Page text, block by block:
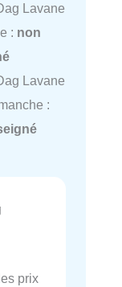
Lavane
: non
Lavane
:
prix